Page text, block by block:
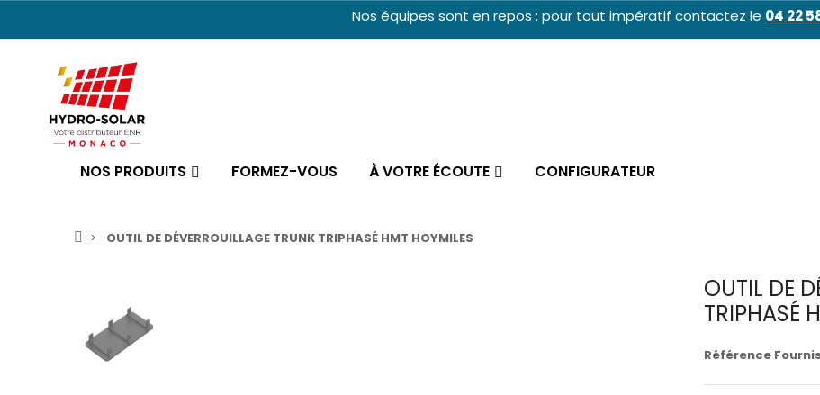
Nos équipes sont en repos : pour tout impératif contactez le 04 22
NOS PRODUITS FORMEZ-VOUS À VOTRE ÉCOUTE CONFIGURATEUR
OUTIL DE DÉVERROUILLAGE TRUNK TRIPHASÉ HMT HOYMILES
OUTIL DE
TRIPHASÉ
Référence